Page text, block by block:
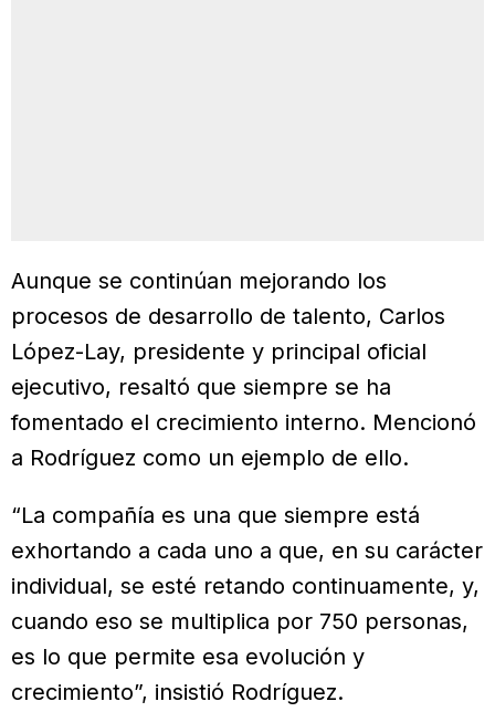
Aunque se continúan mejorando los
procesos de desarrollo de talento, Carlos
López-Lay, presidente y principal oficial
ejecutivo, resaltó que siempre se ha
fomentado el crecimiento interno. Mencionó
a Rodríguez como un ejemplo de ello.
“La compañía es una que siempre está
exhortando a cada uno a que, en su carácter
individual, se esté retando continuamente, y,
cuando eso se multiplica por 750 personas,
es lo que permite esa evolución y
crecimiento”, insistió Rodríguez.